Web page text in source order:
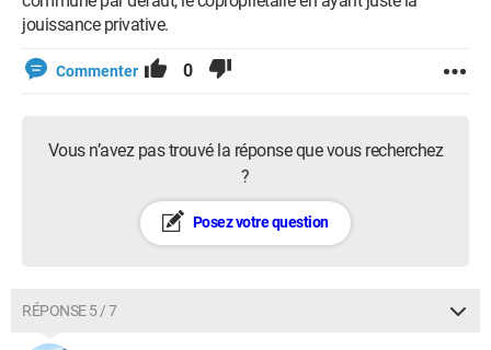
jouissance privative.
Commenter 0
Vous n’avez pas trouvé la réponse que vous recherchez
?
Posez votre question
RÉPONSE 5 / 7